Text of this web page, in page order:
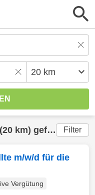
(20 km) gefunden Filter
m/w/d für die
Vergütung